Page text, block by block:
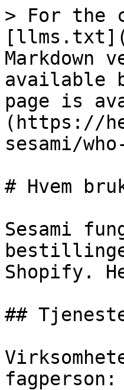
> For the
Markdown
available
page is
(https://
sesami/
# Hvem
Sesami
Shopify.
##
fagperson: